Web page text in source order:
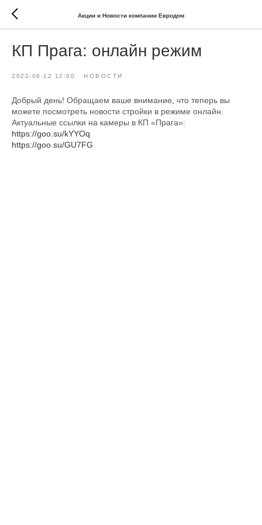
Акции и Новости компании Евродом
КП Прага: онлайн режим
2022-06-12 12:00 НОВОСТИ
Добрый день! Обращаем ваше внимание, что теперь вы
можете посмотреть новости стройки в режиме онлайн.
Актуальные ссылки на камеры в КП «Прага»:
https://goo.su/kYYOq
https://goo.su/GU7FG